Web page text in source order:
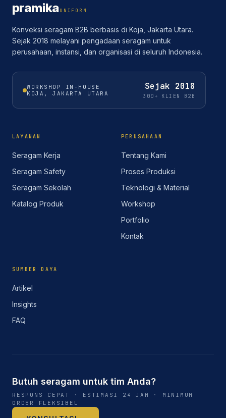
pramikaUNIFORM
Konveksi seragam B2B berbasis di Koja, Jakarta Utara.
Sejak 2018 melayani pengadaan seragam untuk
perusahaan, instansi, dan organisasi di seluruh Indonesia.
WORKSHOP IN-HOUSE
KOJA, JAKARTA UTARA
Sejak 2018
300+ KLIEN B2B
LAYANAN
Seragam Kerja
Seragam Safety
Seragam Sekolah
Katalog Produk
PERUSAHAAN
Tentang Kami
Proses Produksi
Teknologi & Material
Workshop
Portfolio
Kontak
SUMBER DAYA
Artikel
Insights
FAQ
Butuh seragam untuk tim Anda?
RESPONS CEPAT · ESTIMASI 24 JAM · MINIMUM
ORDER FLEKSIBEL